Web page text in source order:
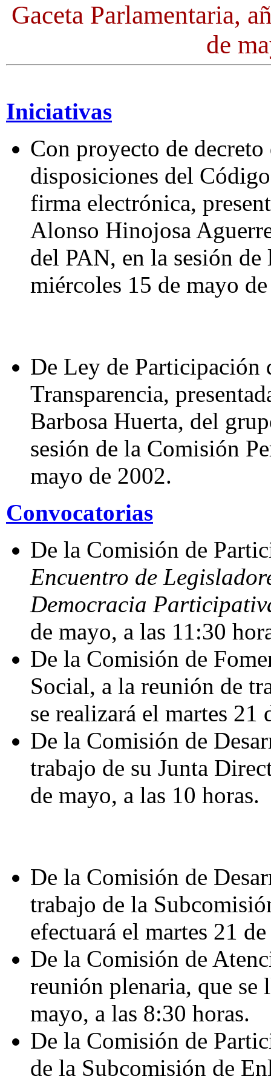
Gaceta Parlamentaria,
de
Iniciativas
Con proyecto de
disposiciones del
firma electrónica,
Alonso Hinojosa
del PAN, en la sesión
miércoles 15 de mayo
De Ley de Participación
Transparencia,
Barbosa Huerta, del
sesión de la Comisión
mayo de 2002.
Convocatorias
De la Comisión de
Encuentro de
Democracia
de mayo, a las 11:30
De la Comisión de
Social, a la reunión de
se realizará el martes 21
De la Comisión de
trabajo de su Junta
de mayo, a las 10 horas.
De la Comisión de
trabajo de la
efectuará el martes 21
De la Comisión de
reunión plenaria, que se
mayo, a las 8:30 horas.
De la Comisión de
de la Subcomisión de